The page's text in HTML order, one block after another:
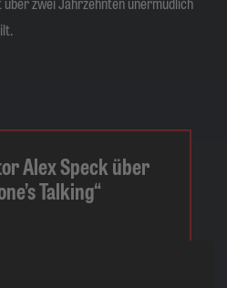
Alex Speck über
Talking“